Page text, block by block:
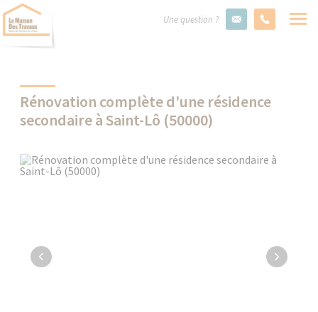
Une question ?
Rénovation complète d'une résidence
secondaire à Saint-Lô (50000)